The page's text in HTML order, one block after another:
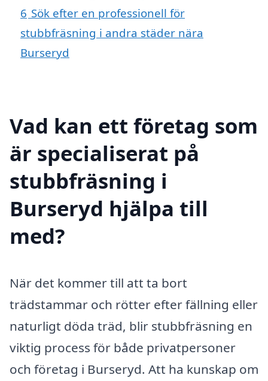
6 Sök efter en professionell för
stubbfräsning i andra städer nära
Burseryd
Vad kan ett företag som
är specialiserat på
stubbfräsning i
Burseryd hjälpa till
med?
När det kommer till att ta bort
trädstammar och rötter efter fällning eller
naturligt döda träd, blir stubbfräsning en
viktig process för både privatpersoner
och företag i Burseryd. Att ha kunskap om